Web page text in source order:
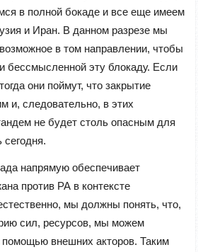
в полной бокаде и все еще имеем
и Иран. В данном разрезе мы
в том направлении, чтобы
бессмысленной эту блокаду. Если
они поймут, что закрытие
и, следовательно, в этих
не будет столь опасным для
сегодня.
напрямую обеспечивает
против РА в контексте
мы должны понять, что,
сил, ресурсов, мы можем
помощью внешних акторов. Таким